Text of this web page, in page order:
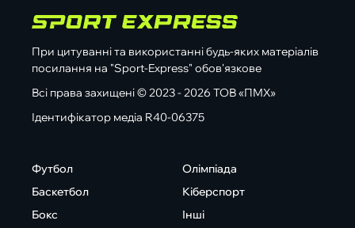
При цитуванні та використанні будь-яких матеріалів
посилання на "Sport-Express" обов'язкове
Всі права захищені © 2023 - 2026 ТОВ «ПМХ»
Ідентифікатор медіа R40-06375
Футбол
Баскетбол
Бокс
Олімпіада
Кіберспорт
Інші